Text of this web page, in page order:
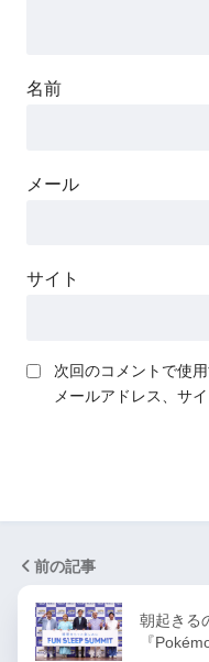
名前
メール
サイト
次回のコメントで使
メールアドレス、サ
前の記事
朝起きる
『